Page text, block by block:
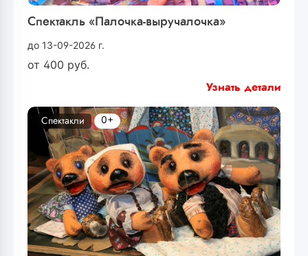
Спектакль «Палочка-выручалочка»
до 13-09-2026 г.
от 400 руб.
Узнать детали
Спектакли 0+